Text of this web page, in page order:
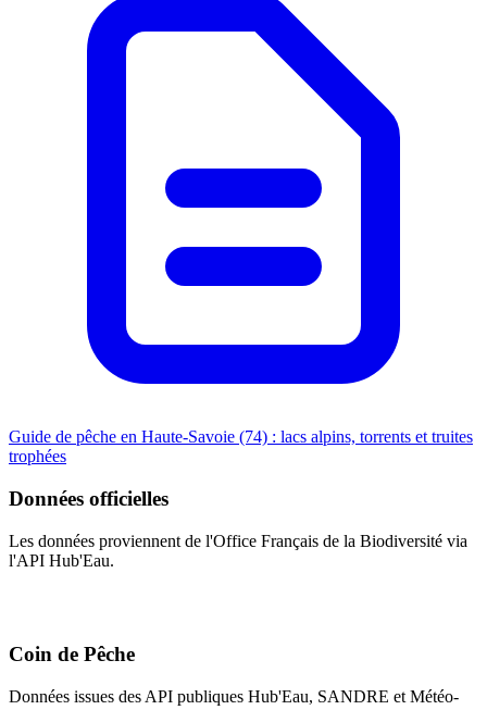
Guide de pêche en Haute-Savoie (74) : lacs alpins, torrents et truites
trophées
Données officielles
Les données proviennent de l'Office Français de la Biodiversité via
l'API Hub'Eau.
Coin de Pêche
Données issues des API publiques Hub'Eau, SANDRE et Météo-